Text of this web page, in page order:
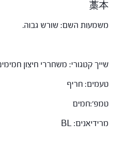
藁本
משמעות השם: שורש גבוה.
שייך קטגורי: משחררי חיצון
טעמים: חריף
טמפ':חמים
מרידיאנים: BL